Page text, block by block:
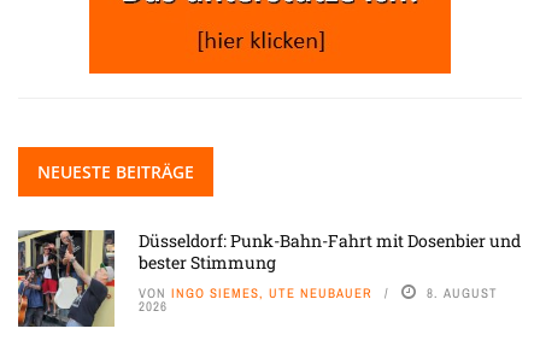
NEUESTE BEITRÄGE
Düsseldorf: Punk-Bahn-Fahrt mit Dosenbier und
bester Stimmung
VON INGO SIEMES, UTE NEUBAUER 8. AUGUST
2026